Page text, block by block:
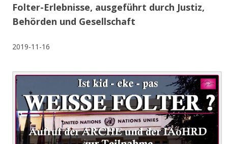
Folter-Erlebnisse, ausgeführt durch Justiz,
Behörden und Gesellschaft
2019-11-16